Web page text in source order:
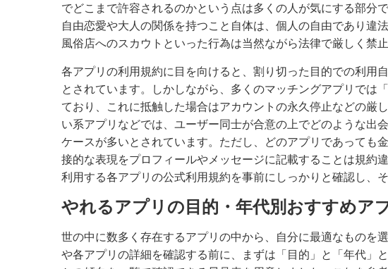
でどこまで許容されるのかという点は多くの人が気にする部分
自由恋愛や大人の関係を持つこと自体は、個人の自由であり違
風俗店へのスカウトといった行為は当然ながら法律で厳しく禁止
各アプリの利用規約に目を向けると、割り切った目的での利用
とされています。しかしながら、多くのマッチングアプリでは
ており、これに抵触した場合はアカウントの永久停止などの厳
い系アプリなどでは、ユーザー同士が合意の上でどのような出
ケースが多いとされています。ただし、どのアプリであっても
接的な表現をプロフィールやメッセージに記載することは規約
利用する各アプリの公式利用規約を事前にしっかりと確認し、
やれるアプリの目的・年代別おすすめア
世の中に数多く存在するアプリの中から、自分に最適なものを
や各アプリの詳細を確認する前に、まずは「目的」と「年代」